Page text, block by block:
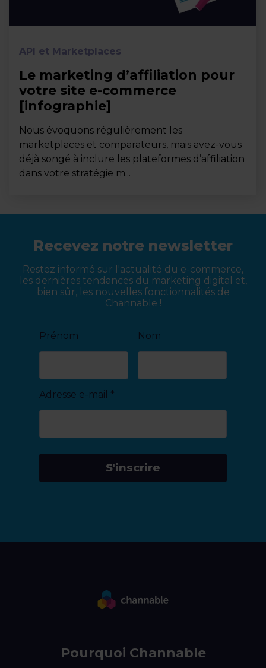
API et Marketplaces
Le marketing d’affiliation pour
votre site e-commerce
[infographie]
Nous évoquons régulièrement les
marketplaces et comparateurs, mais avez-vous
déjà songé à inclure les plateformes d’affiliation
dans votre stratégie m...
Recevez notre newsletter
Restez informé sur l'actualité du e-commerce,
les dernières tendances du marketing digital et,
bien sûr, les nouvelles fonctionnalités de
Channable !
Prénom Nom
Adresse e-mail *
S'inscrire
Pourquoi Channable